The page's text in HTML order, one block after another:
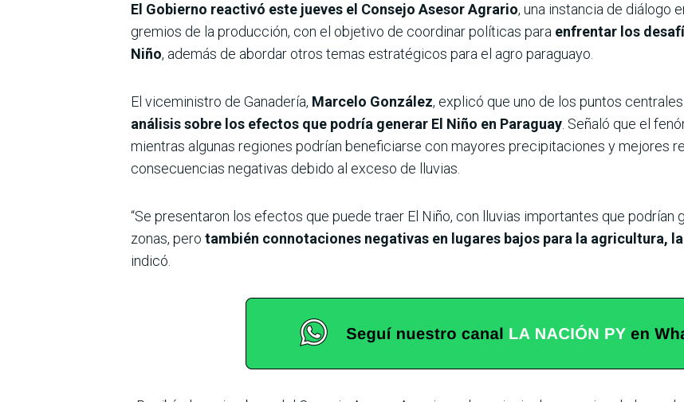
El Gobierno reactivó este jueves el Consejo Asesor Agrario, una instancia de diálogo
gremios de la producción, con el objetivo de coordinar políticas para enfrentar los
Niño, además de abordar otros temas estratégicos para el agro paraguayo.
El viceministro de Ganadería, Marcelo González, explicó que uno de los puntos
análisis sobre los efectos que podría generar El Niño en Paraguay . Señaló que el
mientras algunas regiones podrían beneficiarse con mayores precipitaciones y mejores
consecuencias negativas debido al exceso de lluvias.
“Se presentaron los efectos que puede traer El Niño, con lluvias importantes que
zonas, pero también connotaciones negativas en lugares bajos para la agricultura,
indicó.